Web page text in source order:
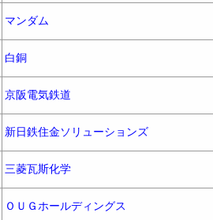
マンダム
白銅
京阪電気鉄道
新日鉄住金ソリューションズ
三菱瓦斯化学
ＯＵＧホールディングス